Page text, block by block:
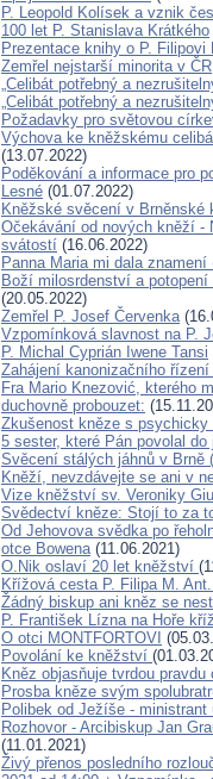
P. Leopold Kolísek a vznik
100 let P. Stanislava Krátkého
Prezentace knihy o P. Filipovi
Zemřel nejstarší minorita v ČR
„Celibát potřebný a
„Celibát potřebný a
Požadavky pro světovou
Výchova ke kněžskému
(13.07.2022)
Poděkování a informace pro
Lesné (01.07.2022)
Kněžské svěcení v Brněnské
Očekávání od nových kněží -
svátostí (16.06.2022)
Panna Maria mi dala
Boží milosrdenství a
(20.05.2022)
Zemřel P. Josef Červenka
Vzpomínková slavnost na P.
P. Michal Cyprián Iwene Tansi
Zahájení kanonizačního
Fra Mario Knezović, kterého
duchovně probouzet:
Zkušenost kněze s psychicky
5 sester, které Pán povolal do
Svěcení stálých jáhnů v Brně
Kněží, nevzdávejte se ani v
Vize kněžství sv. Veroniky
Svědectví kněze: Stojí to za
Od Jehovova svědka po
otce Bowena(11.06.2021)
O.Nik oslaví 20 let kněžství
Křížová cesta P. Filipa M.
Žádný biskup ani kněz se
P. František Lízna na Hoře
O otci MONTFORTOVI
Povolání ke kněžství
Kněz objasňuje tvrdou
Prosba kněze svým
Polibek od Ježíše -
Rozhovor - Arcibiskup Jan
(11.01.2021)
Živý přenos posledního